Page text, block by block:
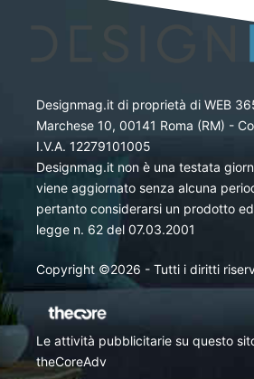
Designmag.it di proprietà di WEB
Marchese 10, 00141 Roma (RM) -
I.V.A. 12279101005
Designmag.it non è una testata
viene aggiornato senza alcuna
pertanto considerarsi un prodotto
legge n. 62 del 07.03.2001
Copyright ©2026 - Tutti i diritti
Le attività pubblicitarie su questo
theCoreAdv